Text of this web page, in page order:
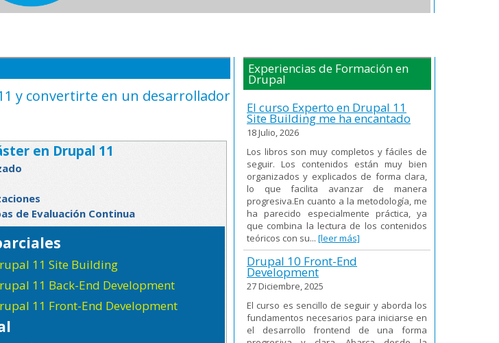
y convertirte en un desarrollador
en Drupal 11
de Evaluación Continua
11 Site Building
11 Back-End Development
11 Front-End Development
Experiencias de Formación en
Drupal
El curso Experto en Drupal 11
Site Building me ha encantado
18 Julio, 2026
Los libros son muy completos y fáciles de
seguir. Los contenidos están muy bien
organizados y explicados de forma clara,
lo que facilita avanzar de manera
progresiva.En cuanto a la metodología, me
ha parecido especialmente práctica, ya
que combina la lectura de los contenidos
teóricos con su... [leer más]
Drupal 10 Front-End
Development
27 Diciembre, 2025
El curso es sencillo de seguir y aborda los
fundamentos necesarios para iniciarse en
el desarrollo frontend de una forma